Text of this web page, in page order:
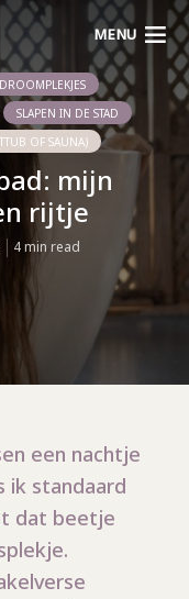
MENU
DROOMPLEKJES
SLAPEN IN DE STAD
OF SAUNA)
mijn
rijtje
4 min read
een nachtje
ik standaard
dat beetje